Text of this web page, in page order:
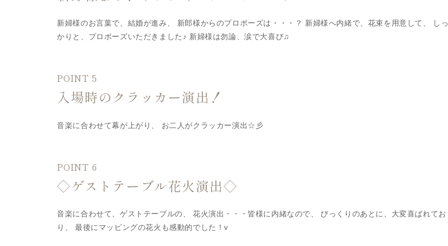
新婦様のお言葉で、結婚が進み、 新郎様からのプロポーズは・・・？ 新婦様へ内緒で、花束を用意して、 しっ
かりと、プロポーズいただきました♪ 新婦様は勿論、涙で大喜び♫
POINT 5
入場時のクラッカー演出！
音楽に合わせて幕が上がり、 お二人がクラッカー演出☆彡
POINT 6
◇ゲストテーブル花火演出◇
音楽に合わせて、ゲストテーブルの、 花火演出・・・皆様に内緒なので、 びっくりのあとに、大変喜ばれてお
り、 最後にマッピングの花火も感動的でした！v